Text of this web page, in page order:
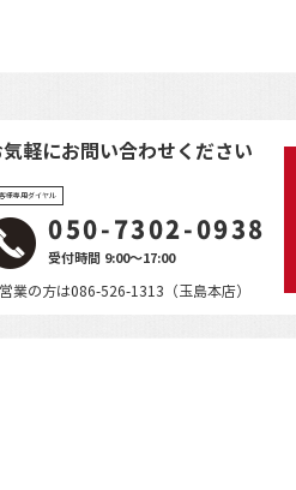
軽にお問い合わせください
様専用ダイヤル
050-7302-0938
受付時間 9:00～17:00
業の方は086-526-1313（玉島本店）